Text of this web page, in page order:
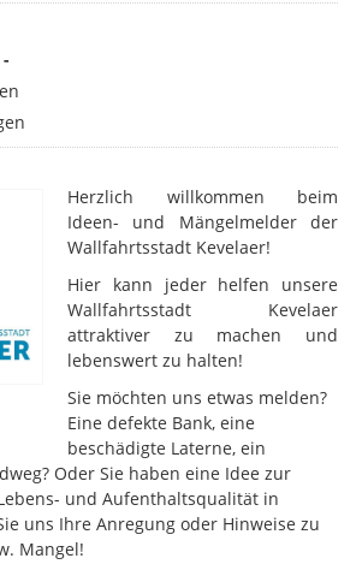
-
Herzlich willkommen beim
Ideen- und Mängelmelder der
Wallfahrtsstadt Kevelaer!
Hier kann jeder helfen unsere
Wallfahrtsstadt Kevelaer
attraktiver zu machen und
lebenswert zu halten!
Sie möchten uns etwas melden?
Eine defekte Bank, eine
beschädigte Laterne, ein
Oder Sie haben eine Idee zur
und Aufenthaltsqualität in
uns Ihre Anregung oder Hinweise zu
Mangel!